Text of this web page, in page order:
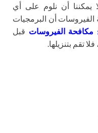
يمكننا أن نلوم على أي
أن البرمجيات
مكافحة الفيروسات قبل
تقم بتنزيلها.